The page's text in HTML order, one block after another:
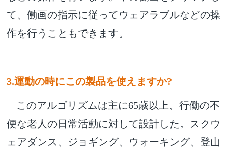
て、働画の指示に従ってウェアラブルなどの操
作を行うこともできます。
3.運動の時にこの製品を使えますか?
このアルゴリズムは主に65歳以上、行働の不
便な老人の日常活動に対して設計した。スクウ
ェアダンス、ジョギング、ウォーキング、登山